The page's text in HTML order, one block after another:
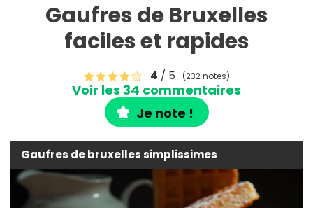
Gaufres de Bruxelles
faciles et rapides
4 / 5 (232 notes)
Voir les 34 commentaires
Je note !
Gaufres de bruxelles simplissimes